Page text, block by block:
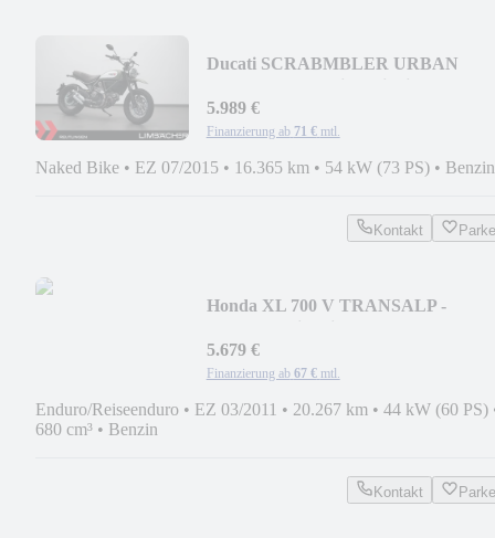
Ducati SCRABMBLER URBAN
5.989 €
Finanzierung ab 71 € mtl.
Naked Bike • EZ 07/2015 • 16.365 km • 54 kW (73 PS) • Benzin
Kontakt
Honda XL 700 V TRANSALP -
5.679 €
Finanzierung ab 67 € mtl.
Enduro/Reiseenduro • EZ 03/2011 • 20.267 km • 44 kW (60 PS)
680 cm³ • Benzin
Kontakt